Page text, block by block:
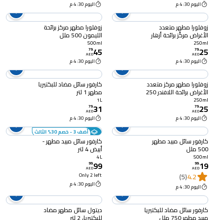
اليوم 4:30 م اليوم 4:30 م
زوفلورا مطهر متعدد
الأغراض مركّز برائحة أزهار
منتصف الليل 250 ملل
250ml
25
.
79
AED
اليوم 4:30 م
زوفلورا مطهر مركز برائحة
الليمون 500 ملل
500ml
45
.
79
AED
اليوم 4:30 م
زوفلورا مطهر مركز متعدد
الأغراض برائحة اللافندر 250
ملل
250ml
25
.
79
AED
اليوم 4:30 م
كارفور سائل مضاد للبكتيريا
مطهر 1 لتر
1L
31
.
79
AED
اليوم 4:30 م
كارفور سائل مبيد مطهر
500 ملل
500ml
19
.
99
AED
4.2
(5)
اليوم 4:30 م
أضف 3 - خصم 30% الثالث
كارفور سائل مبيد مطهر -
أبيض 4 لتر
4L
99
.
99
AED
Only 2 left
اليوم 4:30 م
كارفور سائل مضاد للبكتيريا ديتول سائل مطهر مضاد